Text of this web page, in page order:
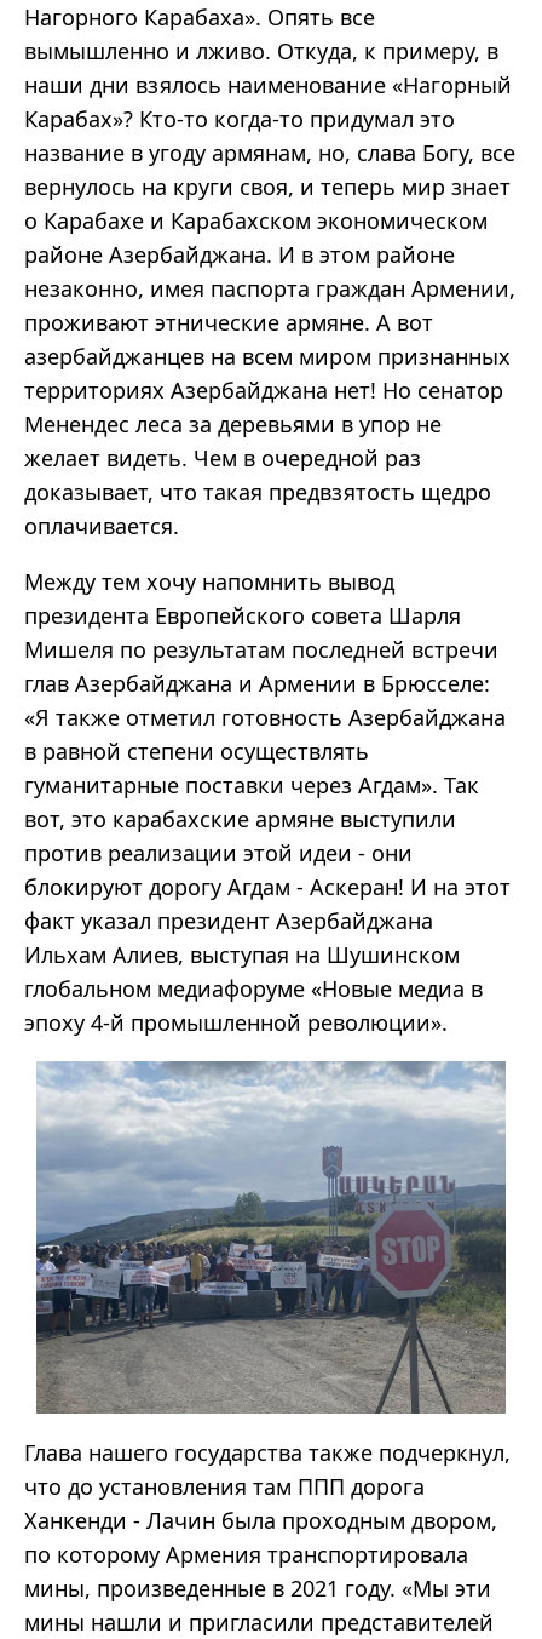
Нагорного Карабаха». Опять все
вымышленно и лживо. Откуда, к примеру, в
наши дни взялось наименование «Нагорный
Карабах»? Кто-то когда-то придумал это
название в угоду армянам, но, слава Богу, все
вернулось на круги своя, и теперь мир знает
о Карабахе и Карабахском экономическом
районе Азербайджана. И в этом районе
незаконно, имея паспорта граждан Армении,
проживают этнические армяне. А вот
азербайджанцев на всем миром признанных
территориях Азербайджана нет! Но сенатор
Менендес леса за деревьями в упор не
желает видеть. Чем в очередной раз
доказывает, что такая предвзятость щедро
оплачивается.
Между тем хочу напомнить вывод
президента Европейского совета Шарля
Мишеля по результатам последней встречи
глав Азербайджана и Армении в Брюсселе:
«Я также отметил готовность Азербайджана
в равной степени осуществлять
гуманитарные поставки через Агдам». Так
вот, это карабахские армяне выступили
против реализации этой идеи - они
блокируют дорогу Агдам - Аскеран! И на этот
факт указал президент Азербайджана
Ильхам Алиев, выступая на Шушинском
глобальном медиафоруме «Новые медиа в
эпоху 4-й промышленной революции».
Глава нашего государства также подчеркнул,
что до установления там ППП дорога
Ханкенди - Лачин была проходным двором,
по которому Армения транспортировала
мины, произведенные в 2021 году. «Мы эти
мины нашли и пригласили представителей